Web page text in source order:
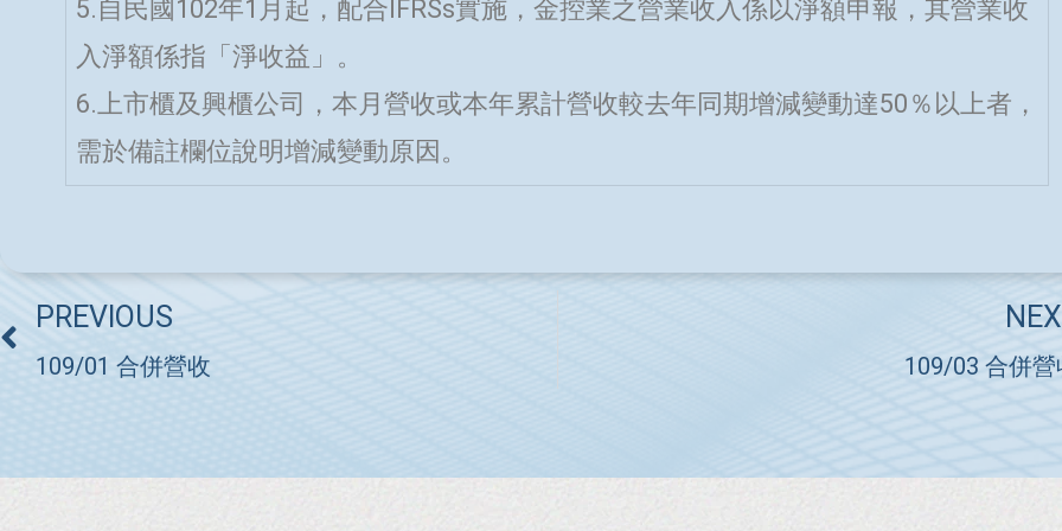
5.自民國102年1月起，配合IFRSs實施，金控業之營業收入係以淨額申報，其營業收
入淨額係指「淨收益」。
6.上市櫃及興櫃公司，本月營收或本年累計營收較去年同期增減變動達50％以上者，
需於備註欄位說明增減變動原因。
PREVIOUS
109/01 合併營收 109/03 合併營